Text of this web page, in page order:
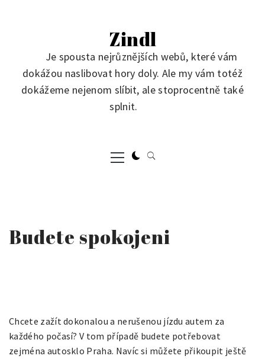
Zindl
Je spousta nejrůznějších webů, které vám
dokážou naslibovat hory doly. Ale my vám totéž
dokážeme nejenom slíbit, ale stoprocentně také
splnit.
Primary
Menu
Budete spokojeni
Chcete zažít dokonalou a nerušenou jízdu autem za
každého počasí? V tom případě budete potřebovat
zejména autosklo Praha. Navíc si můžete přikoupit ještě